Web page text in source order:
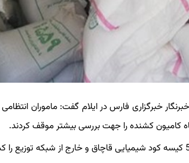
خبرگزاری فارس در ایلام گفت: ماموران
کامیون کشنده را جهت بررسی بیشتر موقف کردند.